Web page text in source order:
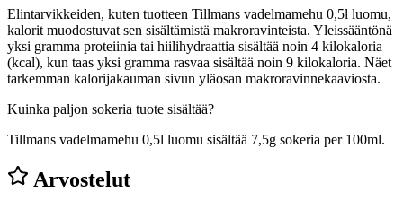
Elintarvikkeiden, kuten tuotteen Tillmans vadelmamehu 0,5l luomu,
kalorit muodostuvat sen sisältämistä makroravinteista. Yleissääntönä
yksi gramma proteiinia tai hiilihydraattia sisältää noin 4 kilokaloria
(kcal), kun taas yksi gramma rasvaa sisältää noin 9 kilokaloria. Näet
tarkemman kalorijakauman sivun yläosan makroravinnekaaviosta.
Kuinka paljon sokeria tuote sisältää?
Tillmans vadelmamehu 0,5l luomu sisältää 7,5g sokeria per 100ml.
Arvostelut